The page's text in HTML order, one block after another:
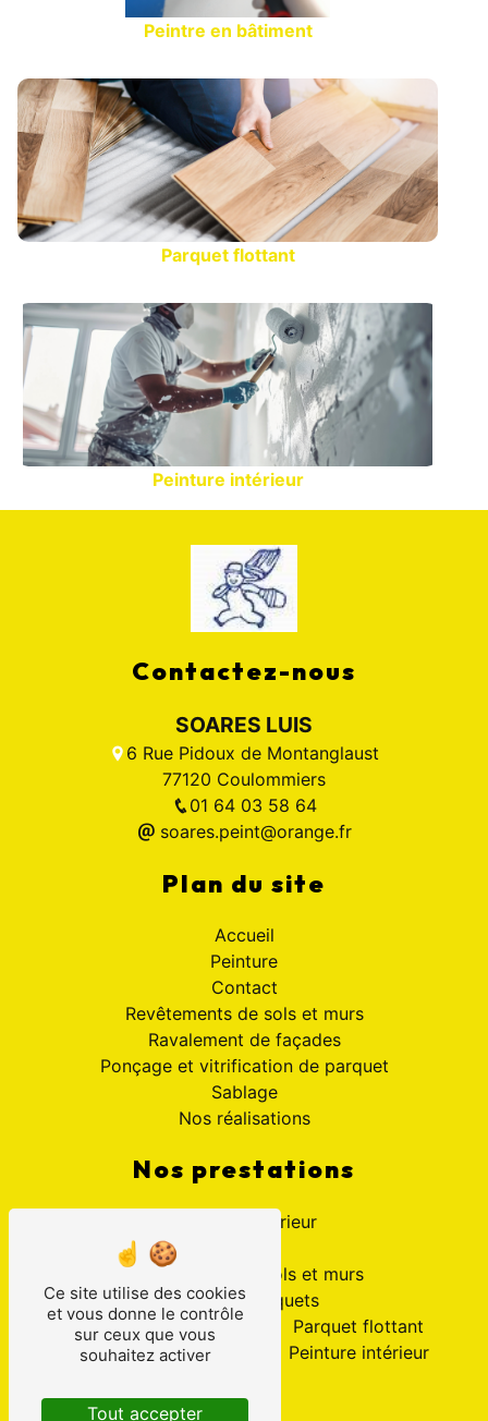
Peintre en bâtiment
Parquet flottant
Peinture intérieur
Contactez-nous
SOARES LUIS
6 Rue Pidoux de Montanglaust
77120 Coulommiers
01 64 03 58 64
soares.peint@orange.fr
Plan du site
Accueil
Peinture
Contact
Revêtements de sols et murs
Ravalement de façades
Ponçage et vitrification de parquet
Sablage
Nos réalisations
Nos prestations
Peinture extérieur
Revêtements de sols et murs
Ponçage parquets
Ravalement en peinture
Sablage
Peintre en bâtiment
Parquet flottant
Peinture intérieur
Ce site utilise des cookies
et vous donne le contrôle
sur ceux que vous
souhaitez activer
Tout accepter